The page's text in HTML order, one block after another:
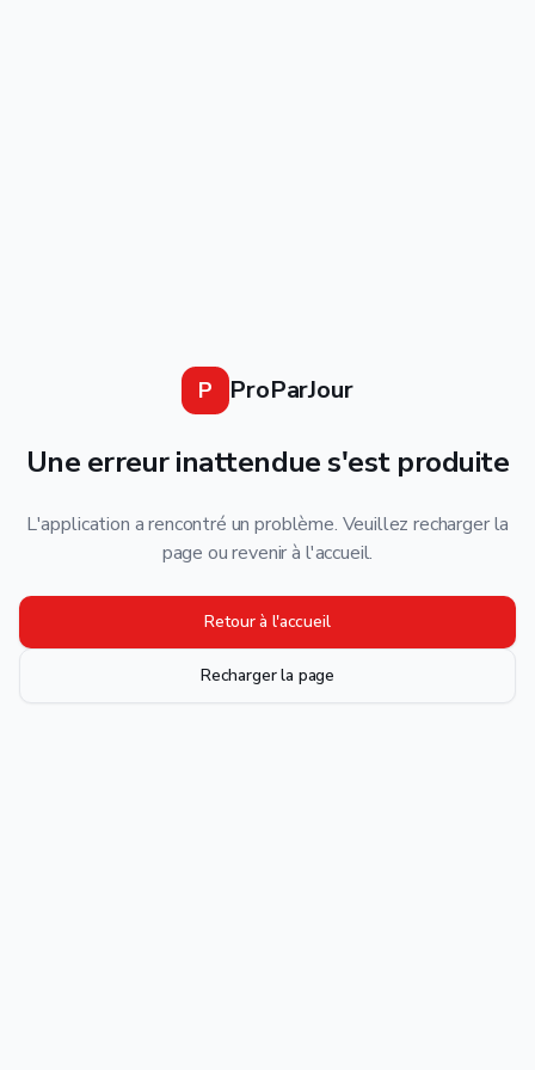
P ProParJour
Une erreur inattendue s'est produite
L'application a rencontré un problème. Veuillez recharger la
page ou revenir à l'accueil.
Retour à l'accueil
Recharger la page